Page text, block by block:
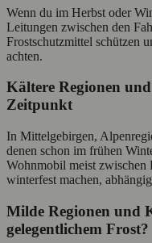
Wenn du im Herbst oder
Leitungen zwischen den
Frostschutzmittel schützen
achten.
Kältere Regionen
Zeitpunkt
In Mittelgebirgen,
denen schon im frühen
Wohnmobil meist zwischen
winterfest machen,
Milde Regionen und
gelegentlichem Frost?